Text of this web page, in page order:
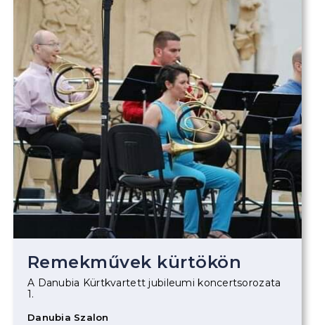
Remekművek kürtökön
A Danubia Kürtkvartett jubileumi koncertsorozata
1.
Danubia Szalon